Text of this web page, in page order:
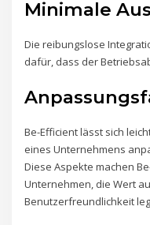
Minimale
Die reibungslose
dafür, dass der
Be-Efficient lässt sich
eines Unternehmens
Diese Aspekte machen
Unternehmen, die Wert
Benutzerfreundlichkeit